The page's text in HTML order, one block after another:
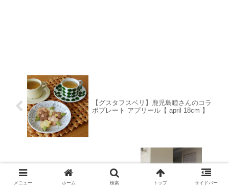
【グスタフスベリ】鹿児島睦さんのコラ
ボプレート アプリール【 april 18cm 】
ビフォー・アフター◇簡易カーテンの長
さで生活感の見え方がどう変わる？
メニュー ホーム 検索 トップ サイドバー